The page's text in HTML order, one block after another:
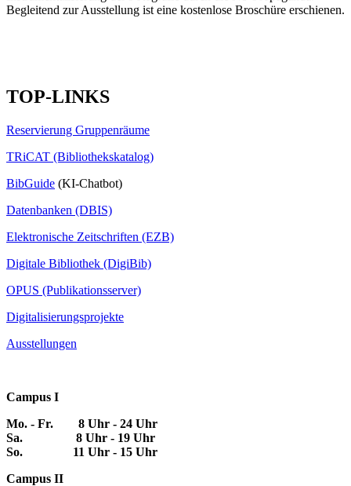
Begleitend zur Ausstellung ist eine kostenlose Broschüre erschienen.
TOP-LINKS
Reservierung Gruppenräume
TRiCAT (Bibliothekskatalog)
BibGuide (KI-Chatbot)
Datenbanken (DBIS)
Elektronische Zeitschriften (EZB)
Digitale Bibliothek (DigiBib)
OPUS (Publikationsserver)
Digitalisierungsprojekte
Ausstellungen
Campus I
Mo. - Fr. 8 Uhr - 24 Uhr
Sa. 8 Uhr - 19 Uhr
So. 11 Uhr - 15 Uhr
Campus II